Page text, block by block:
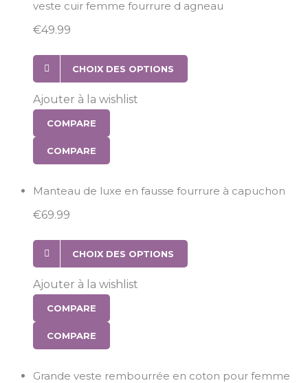
veste cuir femme fourrure d agneau
€49.99
CHOIX DES OPTIONS
Ajouter à la wishlist
COMPARE
COMPARE
Manteau de luxe en fausse fourrure à capuchon
€69.99
CHOIX DES OPTIONS
Ajouter à la wishlist
COMPARE
COMPARE
Grande veste rembourrée en coton pour femme